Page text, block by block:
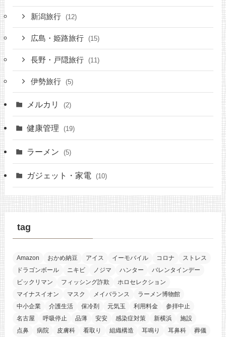
新潟旅行 (12)
広島・姫路旅行 (15)
長野・戸隠旅行 (11)
伊勢旅行 (5)
メルカリ (2)
健康管理 (19)
ラーメン (5)
ガジェット・家電 (10)
tag
Amazon おかめ納豆 アイス イーモバイル コロナ
ストレス
ドラゴンボール
ニキビ ノジマ ハンター
バレンタインデー
ビックリマン
フィッシング詐欺
ホロセレクション
マイナスイオン
マスク メイバランス
ラーメン博物館
中小企業
介護生活 保冷剤 元気玉 利用料金
参拝中止
名古屋
呼吸停止 品薄 安安 感染症対策 新横浜
施設
点鼻
病院 皮膚科 看取り 組織構造 耳鳴り 耳鼻科
葬儀